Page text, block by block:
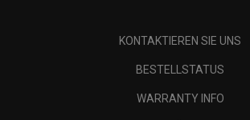
KONTAKTIEREN SIE UNS
BESTELLSTATUS
WARRANTY INFO